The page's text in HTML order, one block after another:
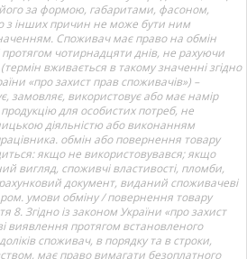
за формою, габаритами, фасоном,
з інших причин не може бути ним
Споживач має право на обмін
протягом чотирнадцяти днів, не рахуючи
вживається в такому значенні згідно
«про захист прав споживачів») –
замовляє, використовує або має намір
для особистих потреб, не
діяльністю або виконанням
обмін або повернення товару
якщо не використовувався; якщо
вигляд, споживчі властивості, пломби,
документ, виданий споживачеві
умови обміну / повернення товару
8. Згідно із законом України «про захист
виявлення протягом встановленого
споживач, в порядку та в строки,
має право вимагати безоплатного